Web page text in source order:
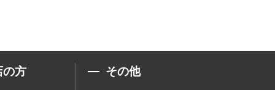
の方 その他